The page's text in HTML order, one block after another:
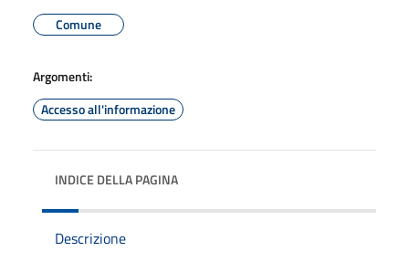
Comune
Argomenti:
Accesso all'informazione
INDICE DELLA PAGINA
Descrizione